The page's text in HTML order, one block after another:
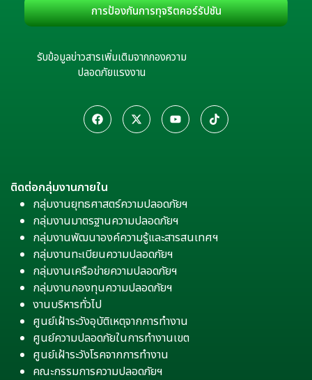
การป้องกันการทุจริตคอร์รัปชัน
รับข้อมูลข่าวสารเพิ่มเติมจากกองความ
ปลอดภัยแรงงาน
ติดต่อกลุ่มงานภายใน
กลุ่มงานยุทธศาสตร์ความปลอดภัยฯ
กลุ่มงานมาตรฐานความปลอดภัยฯ
กลุ่มงานพัฒนาองค์ความรู้และสารสนเทศฯ
กลุ่มงานทะเบียนความปลอดภัยฯ
กลุ่มงานเครือข่ายความปลอดภัยฯ
กลุ่มงานกองทุนความปลอดภัยฯ
งานบริหารทั่วไป
ศูนย์เฝ้าระวังอุบัติเหตุจากการทำงาน
ศูนย์ความปลอดภัยในการทำงานเขต
ศูนย์เฝ้าระวังโรคจากการทำงาน
คณะกรรมการความปลอดภัยฯ